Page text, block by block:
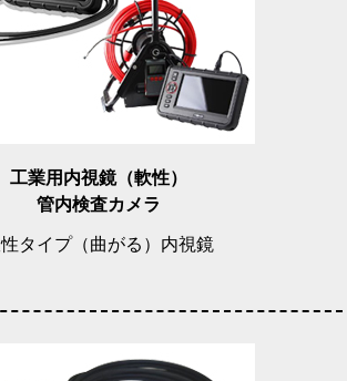
工業用内視鏡（軟性）
管内検査カメラ
タイプ（曲がる）内視鏡